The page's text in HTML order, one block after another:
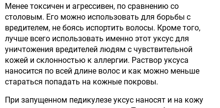
Менее токсичен и агрессивен, по сравнению со
столовым. Его можно использовать для борьбы с
вредителем, не боясь испортить волосы. Кроме того,
лучше всего использовать именно этот уксус для
уничтожения вредителей людям с чувствительной
кожей и склонностью к аллергии. Раствор уксуса
наносится по всей длине волос и как можно меньше
стараться попадать на кожные покровы.
При запущенном педикулезе уксус наносят и на кожу